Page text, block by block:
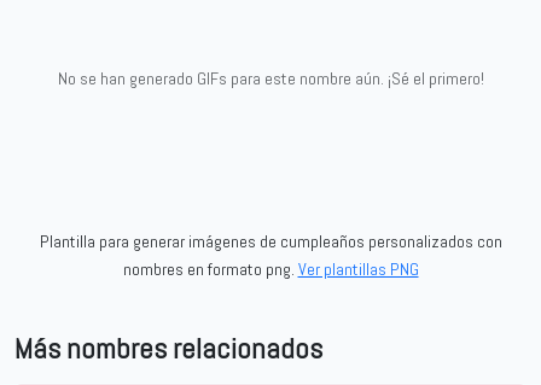
No se han generado GIFs para este nombre aún. ¡Sé el primero!
Plantilla para generar imágenes de cumpleaños personalizados con
nombres en formato png. Ver plantillas PNG
Más nombres relacionados